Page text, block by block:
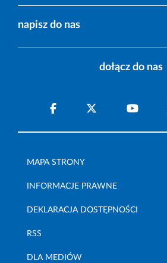
napisz do nas
dołącz do nas
MAPA STRONY
INFORMACJE PRAWNE
DEKLARACJA DOSTĘPNOŚCI
RSS
DLA MEDIÓW